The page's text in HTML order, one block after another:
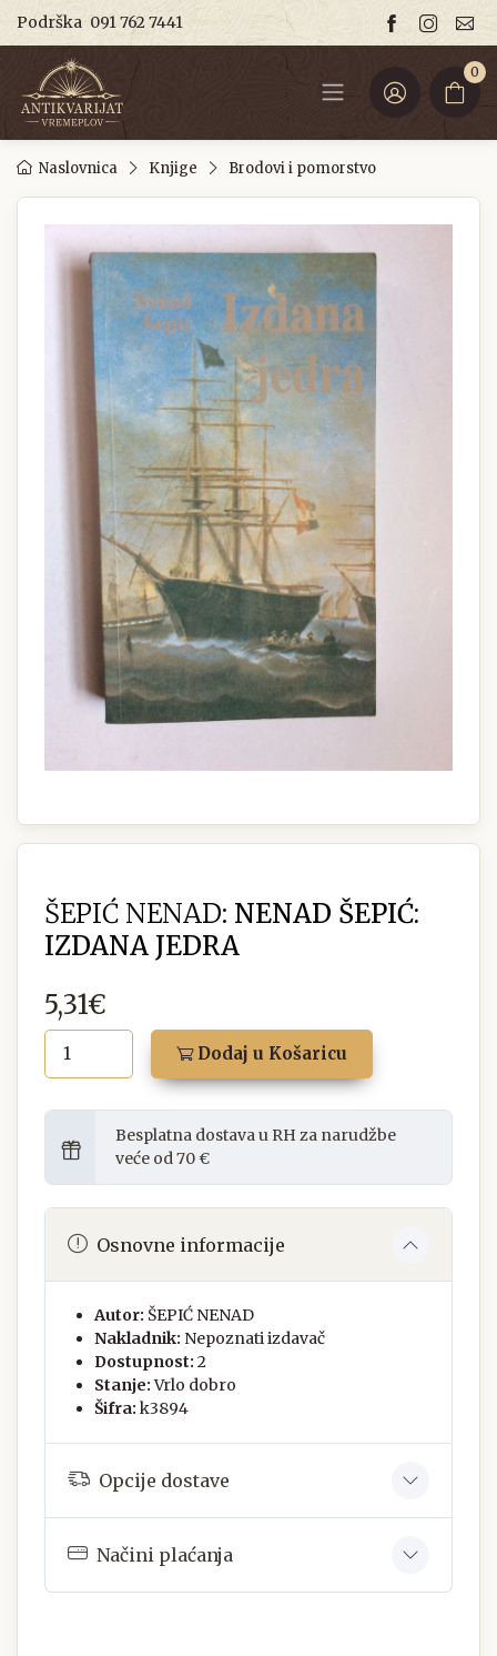
Podrška 091 762 7441
0
Naslovnica Knjige Brodovi i pomorstvo
ŠEPIĆ NENAD: NENAD ŠEPIĆ:
IZDANA JEDRA
5,31€
Dodaj u Košaricu
Besplatna dostava u RH za narudžbe
veće od 70 €
Osnovne informacije
Autor: ŠEPIĆ NENAD
Nakladnik: Nepoznati izdavač
Dostupnost: 2
Stanje:Vrlo dobro
Šifra: k3894
Opcije dostave
Načini plaćanja